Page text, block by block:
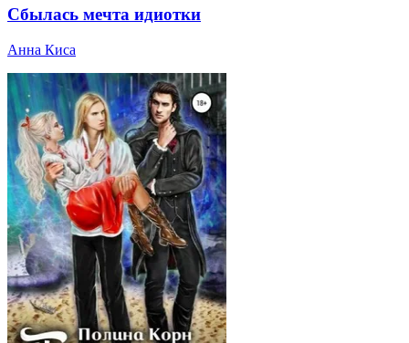
Сбылась мечта идиотки
Анна Киса